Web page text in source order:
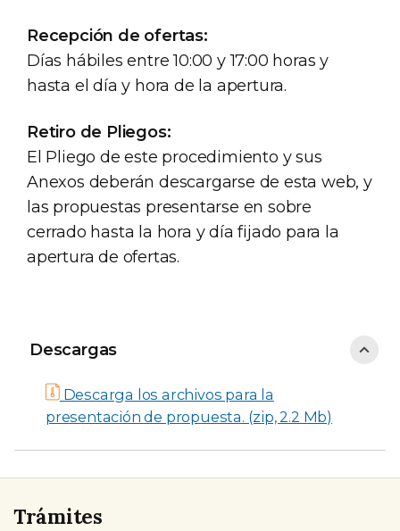
Recepción de ofertas:
Días hábiles entre 10:00 y 17:00 horas y
hasta el día y hora de la apertura.
Retiro de Pliegos:
El Pliego de este procedimiento y sus
Anexos deberán descargarse de esta web, y
las propuestas presentarse en sobre
cerrado hasta la hora y día fijado para la
apertura de ofertas.
Descargas
Descargas
Descarga los archivos para la
presentación de propuesta. (zip, 2.2 Mb)
Trámites